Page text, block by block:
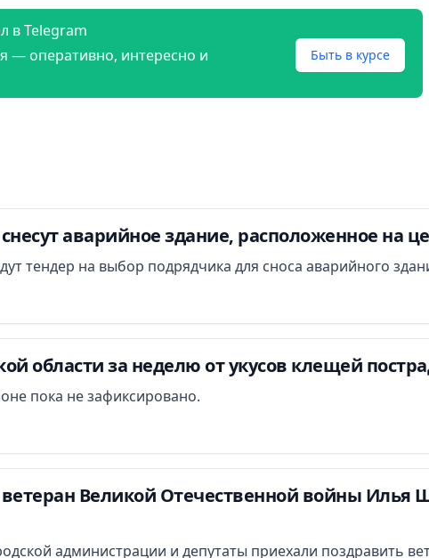
в Telegram
— оперативно, интересно и
Быть в курсе
аварийное здание, расположенное на
тендер на выбор подрядчика для сноса аварийного
области за неделю от укусов клещей
пока не зафиксировано.
Великой Отечественной войны Илья
администрации и депутаты приехали поздравить